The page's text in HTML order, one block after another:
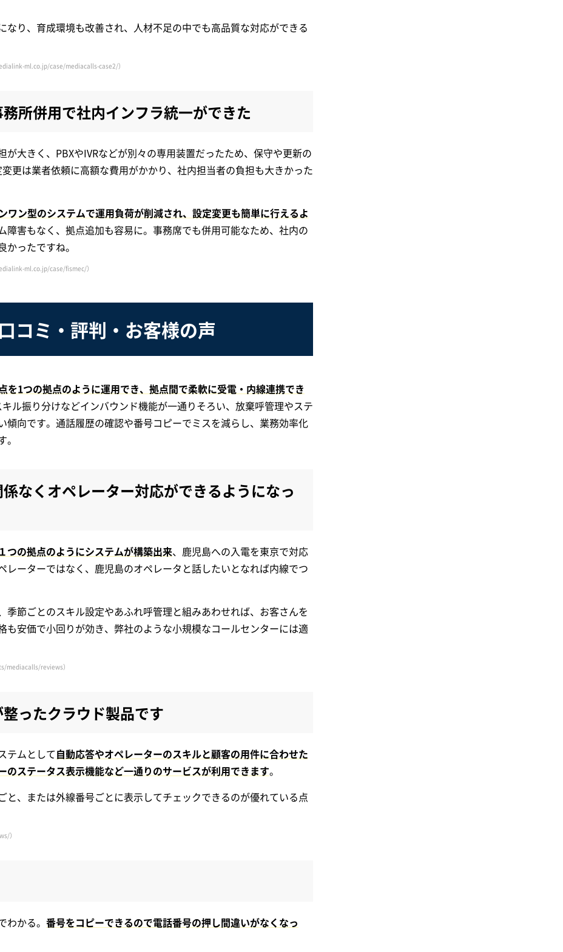
なり、育成環境も改善され、人材不足の中でも高品質な対応ができる
ml.co.jp/case/mediacalls-case2/）
所併用で社内インフラ統一ができた
大きく、PBXやIVRなどが別々の専用装置だったため、保守や更新の
更は業者依頼に高額な費用がかかり、社内担当者の負担も大きかった
ワン型のシステムで運用負荷が削減され、設定変更も簡単に行えるよ
障害もなく、拠点追加も容易に。事務席でも併用可能なため、社内の
ったですね。
ml.co.jp/case/fismec/）
コミ・評判・ お客様の声
を1つの拠点のように運用でき、拠点間で柔軟に受電・内線連携でき
ル振り分けなどインバウンド機能が一通りそろい、放棄呼管理やステ
傾向です。通話履歴の確認や番号コピーでミスを減らし、業務効率化
なくオペレーター対応ができるようになっ
つの拠点のようにシステムが構築出来、鹿児島への入電を東京で対応
レーターではなく、鹿児島のオペレータと話したいとなれば内線でつ
季節ごとのスキル設定やあふれ呼管理と組みあわせれば、お客さんを
も安価で小回りが効き、弊社のような小規模なコールセンターには適
mediacalls/reviews）
ったクラウド製品です
テムとして自動応答やオペレーターのスキルと顧客の用件に合わせた
のステータス表示機能など一通りのサービスが利用できます。
と、または外線番号ごとに表示してチェックできるのが優れている点
）
かる。 番号をコピーできるので電話番号の押し間違いがなくなっ